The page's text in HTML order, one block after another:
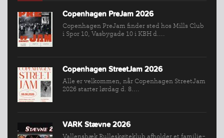
INDMELDELSE
BREDDEPULJE
FIND
KLUB
SPORTSGRENE
VÆRKTØJSKASSEN
Copenhagen PreJam 2026
Copenhagen PreJam finder sted hos Mills Club
i Spor 10, Vasbygade 10 i KBH d....
Copenhagen StreetJam 2026
Alle er velkommen, når Copenhagen StreetJam
2026 starter lørdag d. 8....
VARK Stævne 2026
Vallensbæk Rulleskøjteklub afholder et familie-